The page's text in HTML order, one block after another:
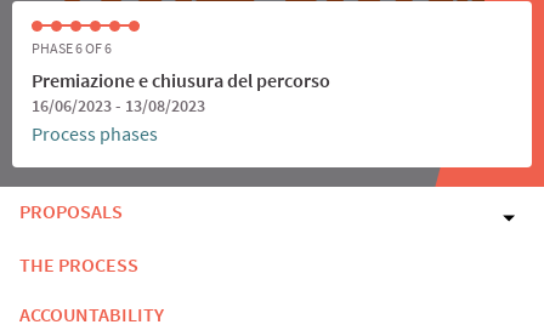
PHASE 6 OF 6
Premiazione e chiusura del percorso
16/06/2023 - 13/08/2023
Process phases
PROPOSALS
THE PROCESS
ACCOUNTABILITY